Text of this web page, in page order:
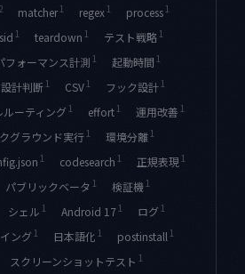
2 matcher 1 regex 1 process 1
1 teardown 1 テスト戦略 1
フォーマンス計測 1 起動時間 1
設計判断 1 CSV 1 フック設計 1
ルーティング 1 effort 1 運用改善 1
グラウンド実行 1 環境分離 1
1 codesearch 1 正規表現 1
パブリックベータ 1 検証機 1
シェル 1 Android 17 1 ログ 1
ング 1 日本語化 1 postinstall 1
スクリーンショットテスト 1